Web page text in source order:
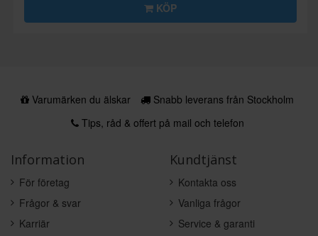
KÖP
Varumärken du älskar
Snabb leverans från Stockholm
Tips, råd & offert på mail och telefon
Information
För företag
Frågor & svar
Karriär
Kundtjänst
Kontakta oss
Vanliga frågor
Service & garanti